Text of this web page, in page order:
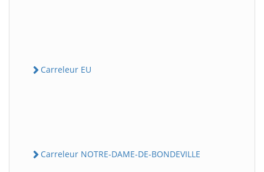
Carreleur EU
Carreleur NOTRE-DAME-DE-BONDEVILLE